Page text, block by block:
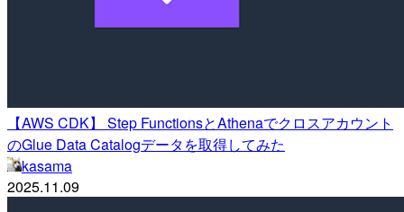
【AWS CDK】 Step FunctionsとAthenaでクロスアカウント
のGlue Data Catalogデータを取得してみた
kasama
2025.11.09